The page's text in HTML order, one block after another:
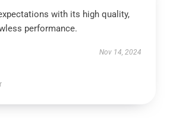
with its high quality,
performance.
Nov 14, 2024